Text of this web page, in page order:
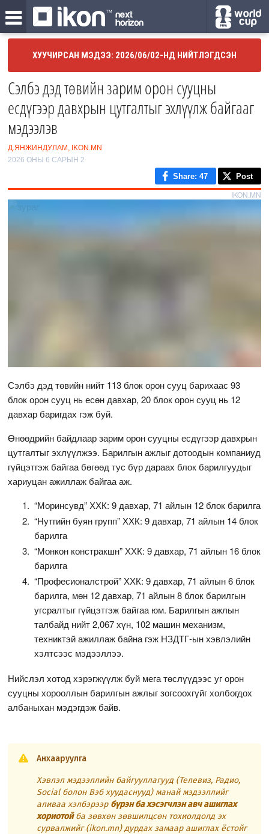
ХУУЧИРСАН МЭДЭЭ: 2026/06/02-НД НИЙТЛЭГДСЭН
Сэлбэ дэд төвийн зарим орон сууцны
есдүгээр давхрын цутгалтыг эхлүүлж байгааг
мэдээлэв
Д.ЯНЖИНДУЛАМ, IKON.MN
2026 ОНЫ 6 САРЫН 2
Share: 47 Post
IKON.MN
Сэлбэ дэд төвийн нийт 113 блок орон сууц барихаас 93
блок орон сууц нь есөн давхар, 20 блок орон сууц нь 12
давхар баригдах гэж буй.
Өнөөдрийн байдлаар зарим орон сууцны есдүгээр давхрын
цутгалтыг эхлүүлжээ. Барилгын ажлыг дотоодын компаниуд
гүйцэтгэж байгаа бөгөөд тус бүр дараах блок барилгуудыг
хариуцан ажиллаж байгаа аж.
“Моринсувд” ХХК: 9 давхар, 71 айлын 12 блок барилга
“Нутгийн буян групп” ХХК: 9 давхар, 71 айлын 14 блок
барилга
“Монкон констракшн” ХХК: 9 давхар, 71 айлын 16 блок
барилга
“Професионалстрой” ХХК: 9 давхар, 71 айлын 6 блок
барилга, мөн 12 давхар, 71 айлын 8 блок барилгын
угсралтыг гүйцэтгэж байгаа юм. Барилгын ажлын
талбайд нийт 2,067 хүн, 102 машин механизм,
техниктэй ажиллаж байна гэж НЗДТГ-ын хэвлэлийн
хэлтсээс мэдээллээ.
Нийслэл хотод хэрэгжүүлж буй мега төслүүдээс уг орон
сууцны хорооллын барилгын ажлыг зогсоохгүйг холбогдох
албаныхан мэдэгдэж байв.
Анхааруулга
Хэвлэл мэдээллийн байгууллагууд (Телевиз, Радио,
Social болон Вэб хуудаснууд) манай мэдээллийг
аливаа хэлбэрээр бүрэн ба хэсэгчлэн авч ашиглах
хориотойба зөвхөн зөвшилцсөн тохиолдолд эх
сурвалжийг (ikon.mn) дурдах замаар ашиглах ёстойг